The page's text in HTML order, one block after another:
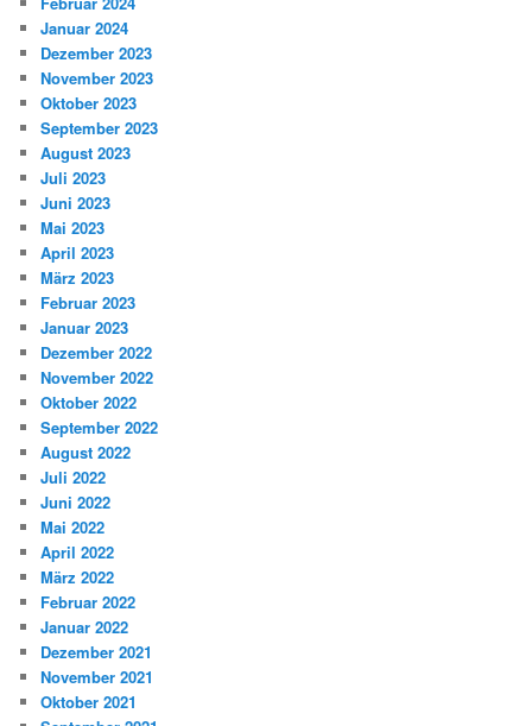
Januar 2024
Dezember 2023
November 2023
Oktober 2023
September 2023
August 2023
Juli 2023
Juni 2023
Mai 2023
April 2023
März 2023
Februar 2023
Januar 2023
Dezember 2022
November 2022
Oktober 2022
September 2022
August 2022
Juli 2022
Juni 2022
Mai 2022
April 2022
März 2022
Februar 2022
Januar 2022
Dezember 2021
November 2021
Oktober 2021